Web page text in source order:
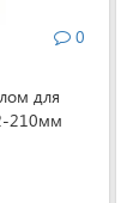
0
для
210мм